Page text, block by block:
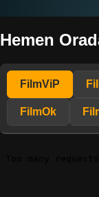
Hemen
FilmViP
FilmOk